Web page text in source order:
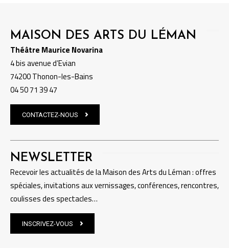
MAISON DES ARTS DU LÉMAN
Théâtre Maurice Novarina
4 bis avenue d’Evian
74200 Thonon-les-Bains
04 50 71 39 47
CONTACTEZ-NOUS
NEWSLETTER
Recevoir les actualités de la Maison des Arts du Léman : offres
spéciales, invitations aux vernissages, conférences, rencontres,
coulisses des spectacles…
INSCRIVEZ-VOUS